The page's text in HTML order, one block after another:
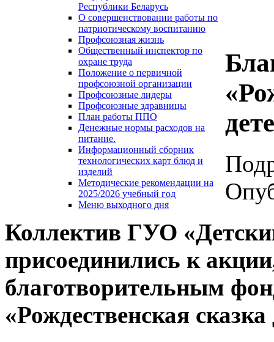
Республики Беларусь
О совершенствовании работы по
патриотическому воспитанию
Профсоюзная жизнь
Общественный инспектор по
охране труда
Положение о первичной
профсоюзной организации
Профсоюзные лидеры
Профсоюзные здравницы
План работы ППО
Денежные нормы расходов на
питание.
Информационный сборник
технологических карт блюд и
изделий
Методические рекомендации на
2025/2026 учебный год
Меню выходного дня
Коллектив ГУО
присоединились к
благотворительным фо
«Рождественская